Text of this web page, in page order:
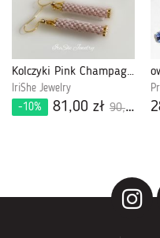
Kolczyki Pink Champagne z koralików Miyuki Delica
IriShe Jewelry
-10%
81,00 zł 90,00 zł